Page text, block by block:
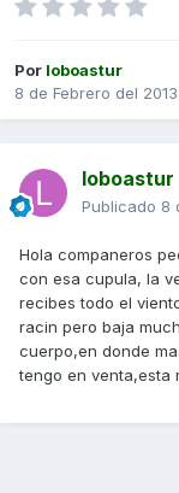
Por loboastur
8 de Febrero del 2013
loboastur
Publicado 8
Hola companeros
con esa cupula, la
recibes todo el
racin pero baja
cuerpo,en donde
tengo en venta,esta